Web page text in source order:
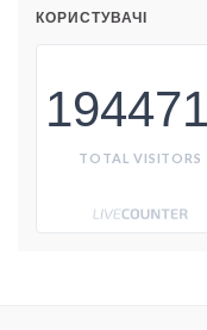
КОРИСТУВАЧІ
TOTAL VISITORS